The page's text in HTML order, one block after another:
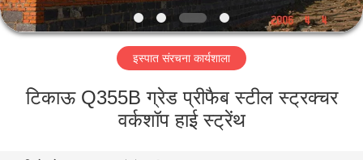
वीआर
शो
हमारे
इस्पात संरचना कार्यशाला
टिकाऊ Q355B ग्रेड प्रीफैब स्टील स्ट्रक्चर
वर्कशॉप हाई स्ट्रेंथ